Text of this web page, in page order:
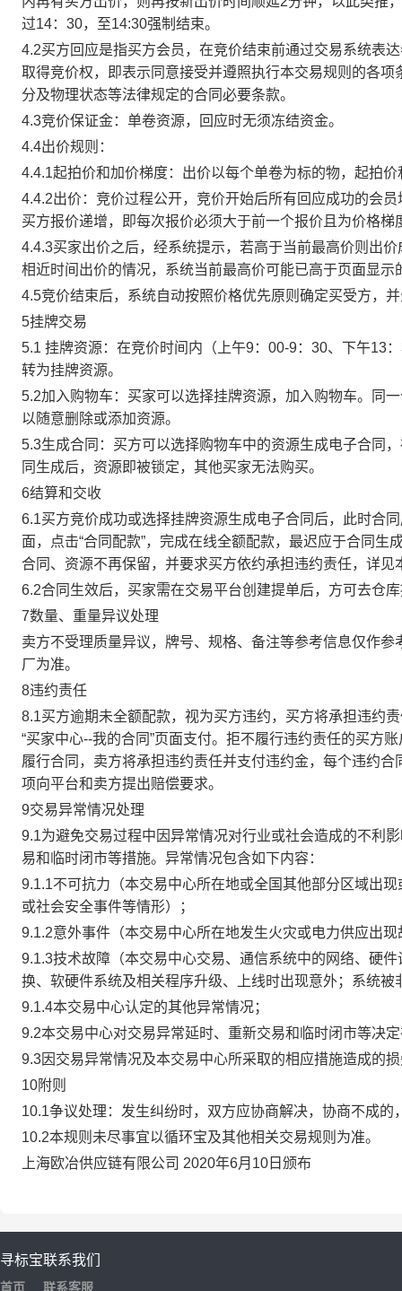
过14：30，至14:30强制结束。
4.2买方回应是指买方会员，在竞价结束前通过交易系统表
取得竞价权，即表示同意接受并遵照执行本交易规则的各
分及物理状态等法律规定的合同必要条款。
4.3竞价保证金：单卷资源，回应时无须冻结资金。
4.4出价规则：
4.4.1起拍价和加价梯度：出价以每个单卷为标的物，起拍
4.4.2出价：竞价过程公开，竞价开始后所有回应成功的会
买方报价递增，即每次报价必须大于前一个报价且为价格
4.4.3买家出价之后，经系统提示，若高于当前最高价则出
相近时间出价的情况，系统当前最高价可能已高于页面显示
4.5竞价结束后，系统自动按照价格优先原则确定买受方，
5挂牌交易
5.1 挂牌资源：在竞价时间内（上午9：00-9：30、下午13
转为挂牌资源。
5.2加入购物车：买家可以选择挂牌资源，加入购物车。同
以随意删除或添加资源。
5.3生成合同：买方可以选择购物车中的资源生成电子合同
同生成后，资源即被锁定，其他买家无法购买。
6结算和交收
6.1买方竞价成功或选择挂牌资源生成电子合同后，此时合
面，点击“合同配款”，完成在线全额配款，最迟应于合同
合同、资源不再保留，并要求买方依约承担违约责任，详见
6.2合同生效后，买家需在交易平台创建提单后，方可去仓
7数量、重量异议处理
卖方不受理质量异议，牌号、规格、备注等参考信息仅作
厂为准。
8违约责任
8.1买方逾期未全额配款，视为买方违约，买方将承担违约
“买家中心--我的合同”页面支付。拒不履行违约责任的买方
履行合同，卖方将承担违约责任并支付违约金，每个违约
项向平台和卖方提出赔偿要求。
9交易异常情况处理
9.1为避免交易过程中因异常情况对行业或社会造成的不利
易和临时闭市等措施。异常情况包含如下内容：
9.1.1不可抗力（本交易中心所在地或全国其他部分区域出
或社会安全事件等情形）；
9.1.2意外事件（本交易中心所在地发生火灾或电力供应出
9.1.3技术故障（本交易中心交易、通信系统中的网络、硬
换、软硬件系统及相关程序升级、上线时出现意外；系统
9.1.4本交易中心认定的其他异常情况；
9.2本交易中心对交易异常延时、重新交易和临时闭市等决
9.3因交易异常情况及本交易中心所采取的相应措施造成的
10附则
10.1争议处理：发生纠纷时，双方应协商解决，协商不成
10.2本规则未尽事宜以循环宝及其他相关交易规则为准。
上海欧冶供应链有限公司 2020年6月10日颁布
寻标宝
首页
联系我们
联系客服